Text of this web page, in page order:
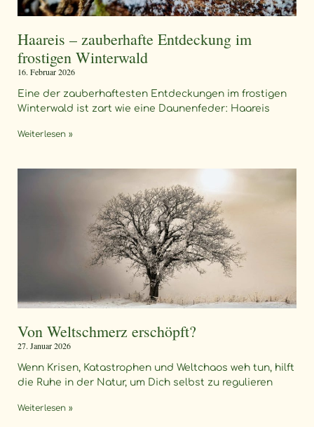
Haareis – zauberhafte Entdeckung im
frostigen Winterwald
16. Februar 2026
Eine der zauberhaftesten Entdeckungen im frostigen
Winterwald ist zart wie eine Daunenfeder: Haareis
Weiterlesen »
Von Weltschmerz erschöpft?
27. Januar 2026
Wenn Krisen, Katastrophen und Weltchaos weh tun, hilft
die Ruhe in der Natur, um Dich selbst zu regulieren
Weiterlesen »